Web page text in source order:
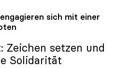
sich mit einer
Zeichen setzen und
Solidarität